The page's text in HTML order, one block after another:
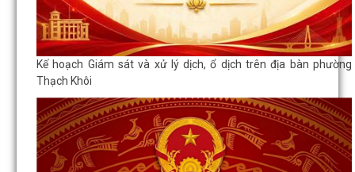
Kế hoạch Giám sát và xử lý dịch, ổ dịch trên địa bàn phường
Thạch Khôi